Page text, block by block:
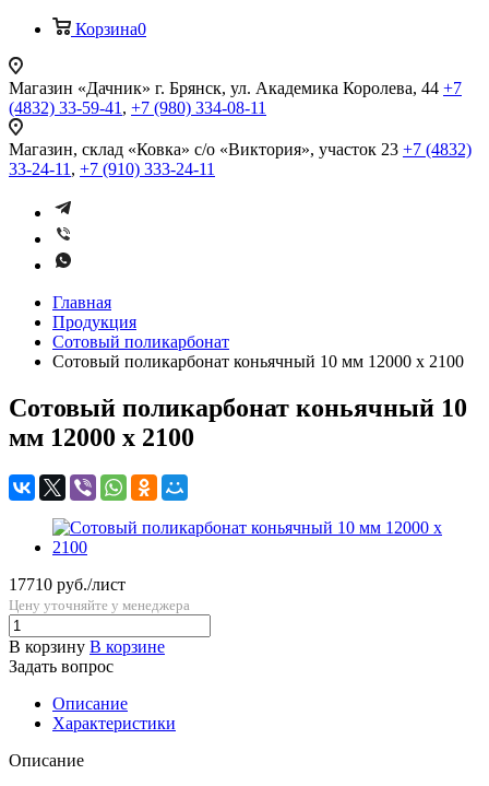
Корзина0
Магазин «Дачник» г. Брянск, ул. Академика Королева, 44 +7
(4832) 33-59-41 , +7 (980) 334-08-11
Магазин, склад «Ковка» с/о «Виктория», участок 23 +7 (4832)
33-24-11 , +7 (910) 333-24-11
Главная
Продукция
Сотовый поликарбонат
Сотовый поликарбонат коньячный 10 мм 12000 x 2100
Сотовый поликарбонат коньячный 10
мм 12000 x 2100
17710 руб./лист
Цену уточняйте у менеджера
В корзину В корзине
Задать вопрос
Описание
Характеристики
Описание